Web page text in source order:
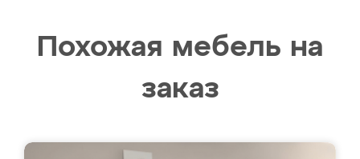
Похожая мебель на
заказ